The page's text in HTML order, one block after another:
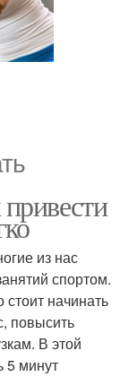
из нас
спортом.
начинать
повысить
В этой
5 минут